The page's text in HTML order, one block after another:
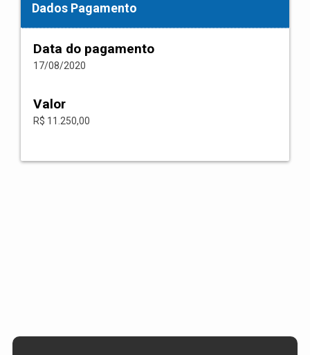
Dados Pagamento
Data do pagamento
17/08/2020
Valor
R$ 11.250,00